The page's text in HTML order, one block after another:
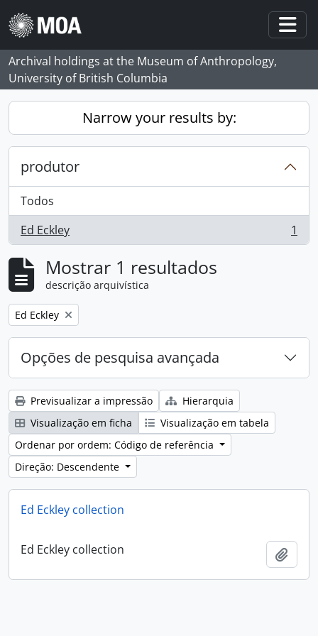
Skip to main content
Archival holdings at the Museum of Anthropology,
University of British Columbia
Narrow your results by:
produtor
Todos
Ed Eckley
, 1 resultados 1
Mostrar 1 resultados
descrição arquivística
Remove filter:
Ed Eckley
Opções de pesquisa avançada
Previsualizar a impressão
Hierarquia
Visualização em ficha
Visualização em tabela
Ordenar por ordem: Código de referência
Direção: Descendente
Ed Eckley collection
Ed Eckley collection